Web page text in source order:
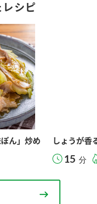
シピ
ん」炒め しょうが
15 分